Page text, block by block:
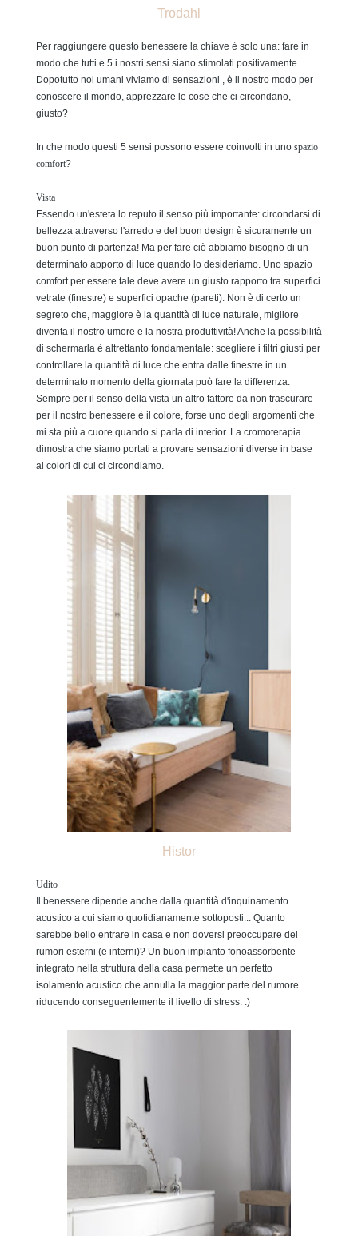
Trodahl
Per raggiungere questo benessere la chiave è solo una: fare in
modo che tutti e 5 i nostri sensi siano stimolati positivamente..
Dopotutto noi umani viviamo di sensazioni , è il nostro modo per
conoscere il mondo, apprezzare le cose che ci circondano,
giusto?
In che modo questi 5 sensi possono essere coinvolti in uno spazio
comfort?
Vista
Essendo un'esteta lo reputo il senso più importante: circondarsi di
bellezza attraverso l'arredo e del buon design è sicuramente un
buon punto di partenza! Ma per fare ciò abbiamo bisogno di un
determinato apporto di luce quando lo desideriamo. Uno spazio
comfort per essere tale deve avere un giusto rapporto tra superfici
vetrate (finestre) e superfici opache (pareti). Non è di certo un
segreto che, maggiore è la quantità di luce naturale, migliore
diventa il nostro umore e la nostra produttività! Anche la possibilità
di schermarla è altrettanto fondamentale: scegliere i filtri giusti per
controllare la quantità di luce che entra dalle finestre in un
determinato momento della giornata può fare la differenza.
Sempre per il senso della vista un altro fattore da non trascurare
per il nostro benessere è il colore, forse uno degli argomenti che
mi sta più a cuore quando si parla di interior. La cromoterapia
dimostra che siamo portati a provare sensazioni diverse in base
ai colori di cui ci circondiamo.
Histor
Udito
Il benessere dipende anche dalla quantità d'inquinamento
acustico a cui siamo quotidianamente sottoposti... Quanto
sarebbe bello entrare in casa e non doversi preoccupare dei
rumori esterni (e interni)? Un buon impianto fonoassorbente
integrato nella struttura della casa permette un perfetto
isolamento acustico che annulla la maggior parte del rumore
riducendo conseguentemente il livello di stress. :)